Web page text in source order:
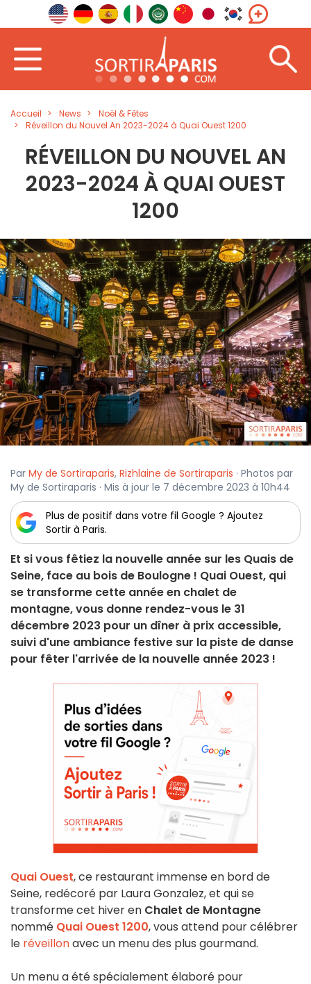
Accueil News
Noël & Fêtes
Réveillon du Nouvel An 2023-2024 à Quai Ouest 1200
RÉVEILLON DU NOUVEL AN
2023-2024 À QUAI OUEST
1200
Par My de Sortiraparis, Rizhlaine de Sortiraparis · Photos par
My de Sortiraparis · Mis à jour le 7 décembre 2023 à 10h44
Plus de positif dans votre fil Google ? Ajoutez
Sortir à Paris.
Et si vous fêtiez la nouvelle année sur les Quais de
Seine, face au bois de Boulogne ! Quai Ouest, qui
se transforme cette année en chalet de
montagne, vous donne rendez-vous le 31
décembre 2023 pour un dîner à prix accessible,
suivi d'une ambiance festive sur la piste de danse
pour fêter l'arrivée de la nouvelle année 2023 !
Quai Ouest, ce restaurant immense en bord de
Seine, redécoré par Laura Gonzalez, et qui se
transforme cet hiver en Chalet de Montagne
nommé Quai Ouest 1200, vous attend pour célébrer
le réveillonavec un menu des plus gourmand.
Un menu a été spécialement élaboré pour